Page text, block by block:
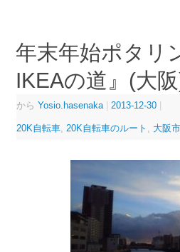
年末年始ポタリ
IKEAの道』(大
から Yosio.hasenaka | 2013-12-30 |
20K自転車, 20K自転車のルート 大阪